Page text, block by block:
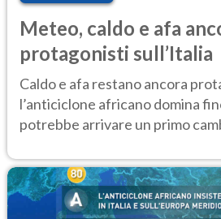
Meteo, caldo e afa
protagonisti sull’Italia
Caldo e afa restano ancora
l’anticiclone africano domina
potrebbe arrivare un primo